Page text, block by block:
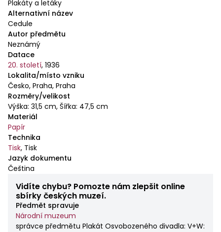
Plakáty a letáky
Alternativní název
Cedule
Autor předmětu
Neznámý
Datace
20. století, 1936
Lokalita/místo vzniku
Česko, Praha, Praha
Rozměry/velikost
Výška: 31,5 cm, Šířka: 47,5 cm
Materiál
Papír
Technika
Tisk, Tisk
Jazyk dokumentu
Čeština
Vidíte chybu? Pomozte nám zlepšit online
sbírky českých muzeí.
Předmět spravuje
Národní muzeum
správce předmětu Plakát Osvobozeného divadla: V+W: